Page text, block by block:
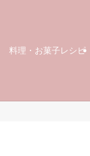
料理・お菓子レシピ